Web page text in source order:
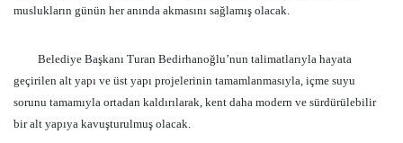
muslukların günün her anında akmasını sağlamış olacak.
Belediye Başkanı Turan Bedirhanoğlu’nun talimatlarıyla hayata
geçirilen alt yapı ve üst yapı projelerinin tamamlanmasıyla, içme suyu
sorunu tamamıyla ortadan kaldırılarak, kent daha modern ve sürdürülebilir
bir alt yapıya kavuşturulmuş olacak.